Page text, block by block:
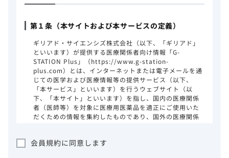
第１条（本サイトおよび本サービスの定義）
ギリアド・サイエンシズ株式会社（以下、「ギリアド」
といいます）が提供する医療関係者向け情報「G-
STATION Plus」（https://www.g-station-
plus.com）とは、インターネットまたは電子メールを通
じての医学および医療情報等の提供サービス（以下、
「本サービス」といいます）を行うウェブサイト（以
下、「本サイト」といいます）を指し、国内の医療関係
者（医師等）を対象に医療用医薬品を適正にご使用いた
だくための情報を集約したものであり、国外の医療関係
事項をご熟読いただき、同意された場合のみご利用くだ
会員規約に同意します